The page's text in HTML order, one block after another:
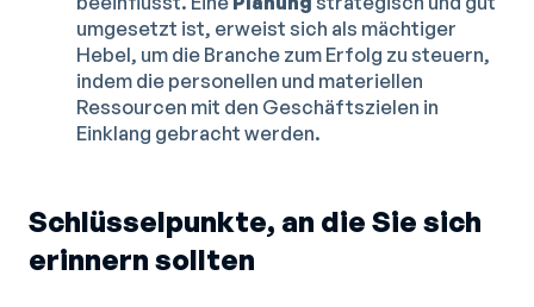
umgesetzt ist, erweist sich als mächtiger
Hebel, um die Branche zum Erfolg zu steuern,
indem die personellen und materiellen
Ressourcen mit den Geschäftszielen in
Einklang gebracht werden.
Schlüsselpunkte, an die Sie sich
erinnern sollten